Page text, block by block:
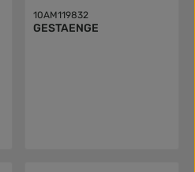
10AM119832
GESTAENGE